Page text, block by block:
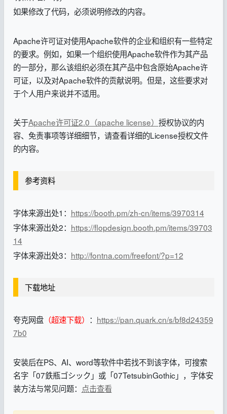
如果修改了代码，必须说明修改的内容。
Apache许可证对使用Apache软件的企业和组织有一些特定
的要求。例如，如果一个组织使用Apache软件作为其产品
的一部分，那么该组织必须在其产品中包含原始Apache许
可证，以及对Apache软件的贡献说明。但是，这些要求对
于个人用户来说并不适用。
关于Apache许可证2.0（apache license） 授权协议的内
容、免责事项等详细细节，请查看详细的License授权文件
的内容。
参考资料
字体来源出处1： https://booth.pm/zh-cn/items/3970314
字体来源出处2： https://flopdesign.booth.pm/items/39703
14
字体来源出处3： http://fontna.com/freefont/?p=12
下载地址
夸克网盘（超速下载） ： https://pan.quark.cn/s/bf8d24359
7b0
安装后在PS、AI、word等软件中若找不到该字体，可搜索
名字「07鉄瓶ゴシック」或「07TetsubinGothic」，字体安
装方法与常见问题： 点击查看